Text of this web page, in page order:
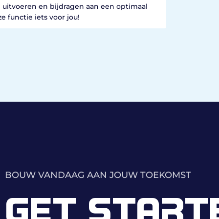
en bijdragen aan een optimaal
functie iets voor jou!
BOUW VANDAAG AAN JOUW TOEKOMST
GET